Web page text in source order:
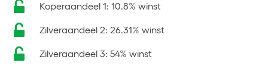
Koperaandeel 1: 10.8% winst
Zilveraandeel 2: 26.31% winst
Zilveraandeel 3: 54% winst